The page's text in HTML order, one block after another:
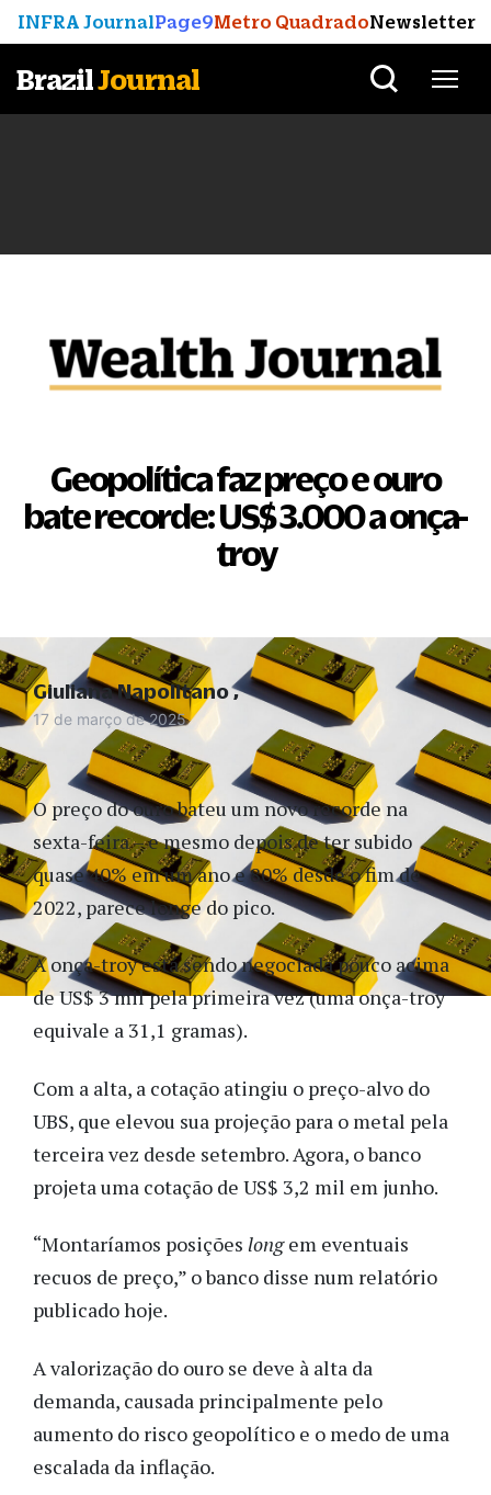
INFRA JournalPage9Metro QuadradoNewsletter
BrazilJournal
Geopolítica faz preço e ouro
bate recorde: US$ 3.000 a onça-
troy
17 de março de 2025
O preço do ouro bateu um novo recorde na
sexta-feira – e mesmo depois de ter subido
quase 40% em um ano e 80% desde o fim de
2022, parece longe do pico.
A onça-troy está sendo negociada pouco acima
de US$ 3 mil pela primeira vez (uma onça-troy
equivale a 31,1 gramas).
Com a alta, a cotação atingiu o preço-alvo do
UBS, que elevou sua projeção para o metal pela
terceira vez desde setembro. Agora, o banco
projeta uma cotação de US$ 3,2 mil em junho.
“Montaríamos posições longem eventuais
recuos de preço,” o banco disse num relatório
publicado hoje.
A valorização do ouro se deve à alta da
demanda, causada principalmente pelo
aumento do risco geopolítico e o medo de uma
escalada da inflação.
Giuliana Napolitano